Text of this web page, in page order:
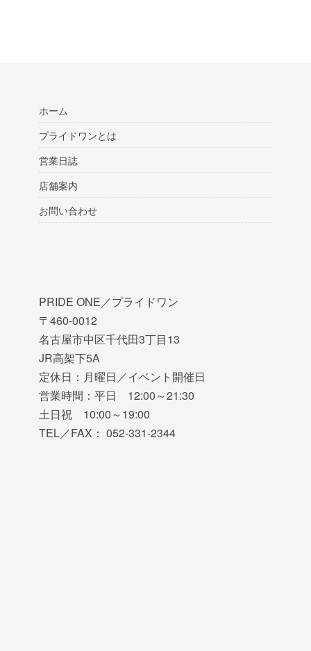
ホーム
プライドワンとは
営業日誌
店舗案内
お問い合わせ
PRIDE ONE／プライドワン
〒460-0012
名古屋市中区千代田3丁目13
JR高架下5A
定休日：月曜日／イベント開催日
営業時間：平日 12:00～21:30
土日祝 10:00～19:00
TEL／FAX： 052-331-2344